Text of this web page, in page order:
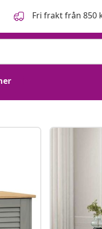
Fri frakt från 850